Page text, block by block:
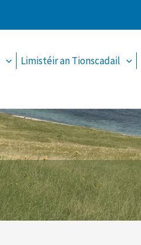
Limistéir an Tionscadail